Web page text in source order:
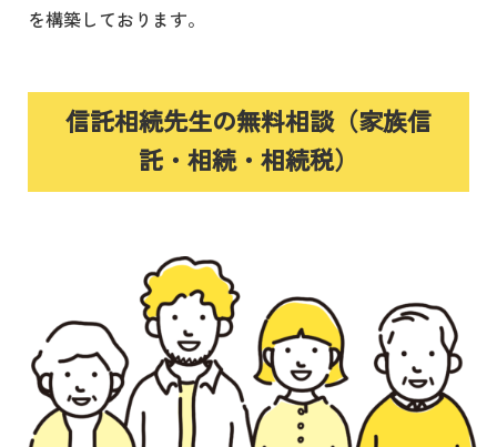
を構築しております。
信託相続先生の無料相談（家族信
託・相続・相続税）